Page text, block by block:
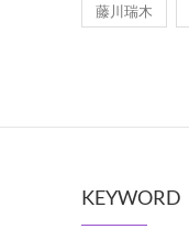
藤川瑞木
KEYWORD